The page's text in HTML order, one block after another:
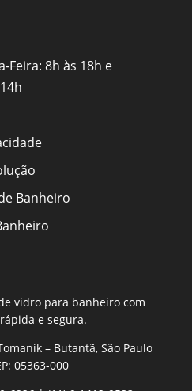
Feira: 8h às 18h e
Banheiro
vidro para banheiro com
e segura.
– Butantã, São Paulo
05363-000